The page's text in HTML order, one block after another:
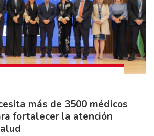
más de 3500 médicos
fortalecer la atención